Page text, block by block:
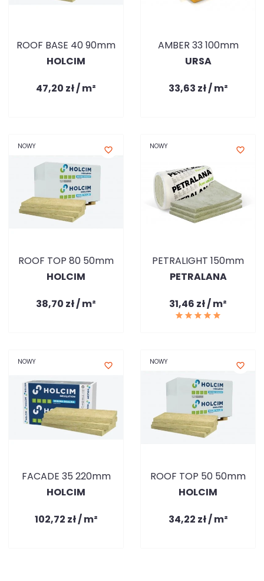
ROOF BASE 40 90mm
HOLCIM
47,20 zł / m²
AMBER 33 100mm
URSA
33,63 zł / m²
NOWY favorite_border
ROOF TOP 80 50mm
HOLCIM
38,70 zł / m²
NOWY favorite_border
PETRALIGHT 150mm
PETRALANA
31,46 zł / m²
NOWY favorite_border
FACADE 35 220mm
HOLCIM
102,72 zł / m²
NOWY favorite_border
ROOF TOP 50 50mm
HOLCIM
34,22 zł / m²